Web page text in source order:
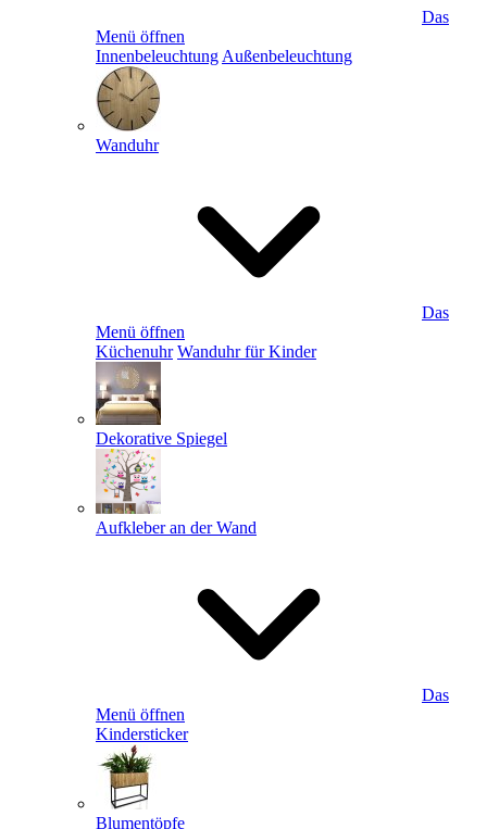
Das
Menü öffnen
Innenbeleuchtung Außenbeleuchtung
Wanduhr
Das
Menü öffnen
Küchenuhr Wanduhr für Kinder
Dekorative Spiegel
Aufkleber an der Wand
Das
Menü öffnen
Kindersticker
Blumentöpfe